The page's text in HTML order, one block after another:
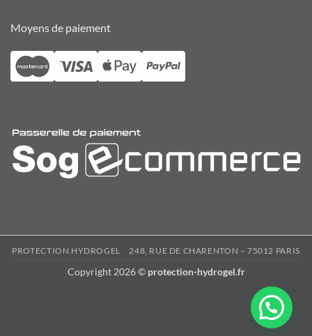
Moyens de paiement
PROTECTION HYDROGEL 248, RUE DE CHARENTON – 75012 PARIS
Copyright 2026 © protection-hydrogel.fr